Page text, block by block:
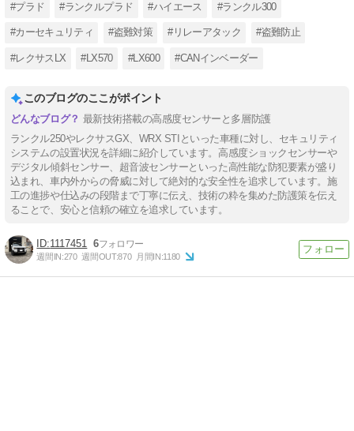
#プラド #ランクルプラド #ハイエース #ランクル300
#カーセキュリティ #盗難対策 #リレーアタック #盗難防止
#レクサスLX #LX570 #LX600 #CANインベーダー
このブログのここがポイント
最新技術搭載の高感度センサーと多層防護
ランクル250やレクサスGX、WRX STIといった車種に対し、セキュリティ
システムの設置状況を詳細に紹介しています。高感度ショックセンサーや
デジタル傾斜センサー、超音波センサーといった高性能な防犯要素が盛り
込まれ、車内外からの脅威に対して絶対的な安全性を追求しています。施
工の進捗や仕込みの段階まで丁寧に伝え、技術の粋を集めた防護策を伝え
ることで、安心と信頼の確立を追求しています。
1117451 6
週間IN:270 週間OUT:870 月間IN:1180